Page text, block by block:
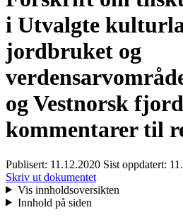
i Utvalgte
jordbruket og
og Vestnorsk
kommentarer til
Publisert: 11.12.2020 Sist oppdatert:
Skriv ut dokumentet
Vis innholdsoversikten
Innhold på siden